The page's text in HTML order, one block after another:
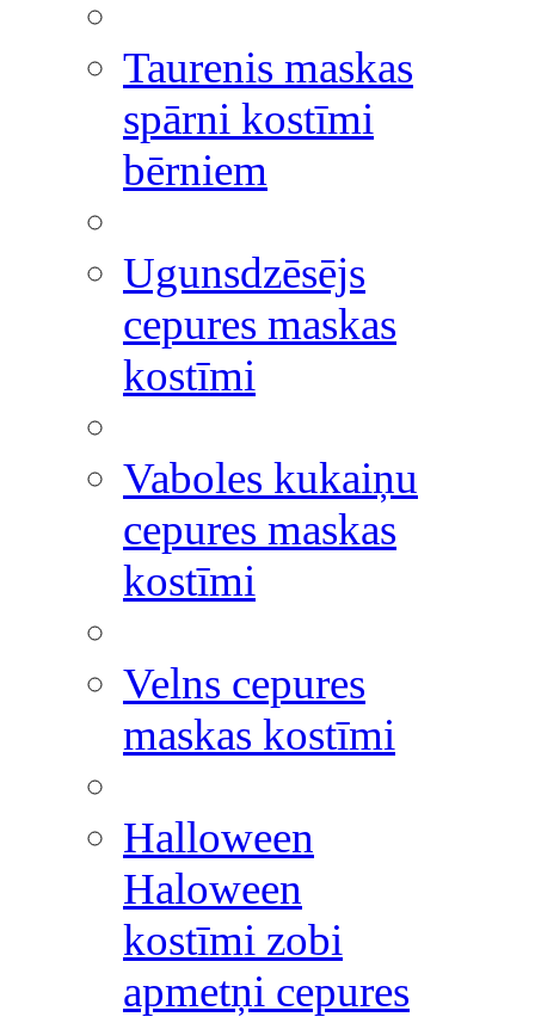
Taurenis maskas
spārni kostīmi
bērniem
Ugunsdzēsējs
cepures maskas
kostīmi
Vaboles kukaiņu
cepures maskas
kostīmi
Velns cepures
maskas kostīmi
Halloween
Haloween
kostīmi zobi
apmetņi cepures